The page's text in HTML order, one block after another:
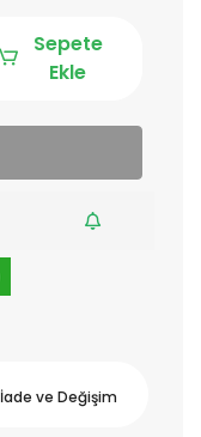
Sepete
Ekle
İade ve Değişim